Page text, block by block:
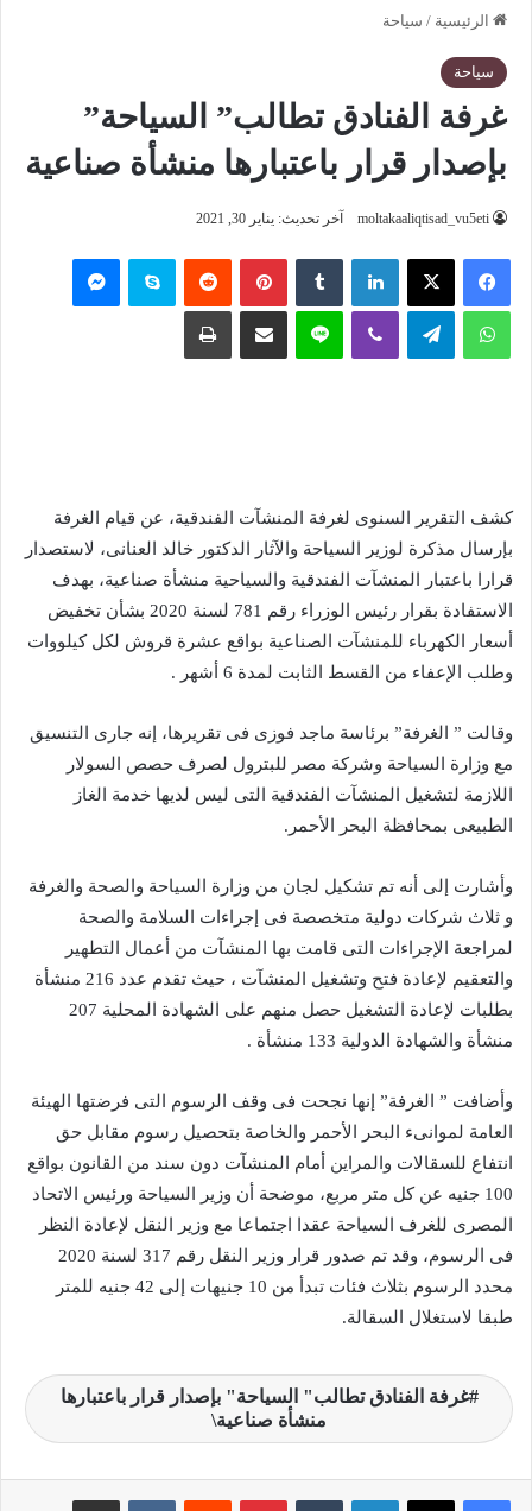
الرئيسية / سياحة
سياحة
غرفة الفنادق تطالب” السياحة”
بإصدار قرار باعتبارها منشأة صناعية
moltakaaliqtisad_vu5eti آخر تحديث: يناير 30, 2021
فيسبوك ‫X لينكدإن بينتيريست سكايب
واتساب تيلقرام لاين
كشف التقرير السنوى لغرفة المنشآت الفندقية، عن قيام الغرفة
بإرسال مذكرة لوزير السياحة والآثار الدكتور خالد العنانى، لاستصدار
قرارا باعتبار المنشآت الفندقية والسياحية منشأة صناعية، بهدف
الاستفادة بقرار رئيس الوزراء رقم 781 لسنة 2020 بشأن تخفيض
أسعار الكهرباء للمنشآت الصناعية بواقع عشرة قروش لكل كيلووات
وطلب الإعفاء من القسط الثابت لمدة 6 أشهر .
وقالت ” الغرفة” برئاسة ماجد فوزى فى تقريرها، إنه جارى التنسيق
مع وزارة السياحة وشركة مصر للبترول لصرف حصص السولار
اللازمة لتشغيل المنشآت الفندقية التى ليس لديها خدمة الغاز
الطبيعى بمحافظة البحر الأحمر.
وأشارت إلى أنه تم تشكيل لجان من وزارة السياحة والصحة والغرفة
و ثلاث شركات دولية متخصصة فى إجراءات السلامة والصحة
لمراجعة الإجراءات التى قامت بها المنشآت من أعمال التطهير
والتعقيم لإعادة فتح وتشغيل المنشآت ، حيث تقدم عدد 216 منشأة
بطلبات لإعادة التشغيل حصل منهم على الشهادة المحلية 207
منشأة والشهادة الدولية 133 منشأة .
وأضافت ” الغرفة” إنها نجحت فى وقف الرسوم التى فرضتها الهيئة
العامة لموانىء البحر الأحمر والخاصة بتحصيل رسوم مقابل حق
انتفاع للسقالات والمراين أمام المنشآت دون سند من القانون بواقع
100 جنيه عن كل متر مربع، موضحة أن وزير السياحة ورئيس الاتحاد
المصرى للغرف السياحة عقدا اجتماعا مع وزير النقل لإعادة النظر
فى الرسوم، وقد تم صدور قرار وزير النقل رقم 317 لسنة 2020
محدد الرسوم بثلاث فئات تبدأ من 10 جنيهات إلى 42 جنيه للمتر
طبقا لاستغلال السقالة.
غرفة الفنادق تطالب" السياحة" بإصدار قرار باعتبارها
منشأة صناعية\
لينكدإن بينتيريست